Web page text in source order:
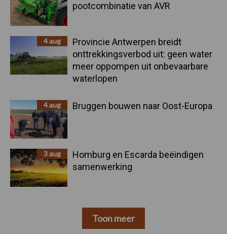
pootcombinatie van AVR
4 aug
Provincie Antwerpen breidt
onttrekkingsverbod uit: geen water
meer oppompen uit onbevaarbare
waterlopen
4 aug Bruggen bouwen naar Oost-Europa
3 aug
Homburg en Escarda beëindigen
samenwerking
Toon meer